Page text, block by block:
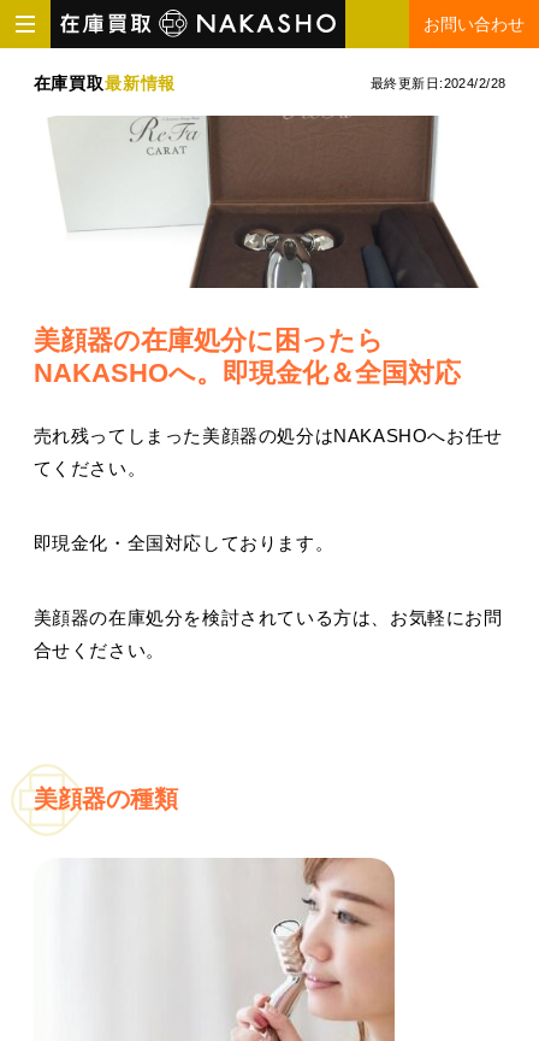
お問い合わせ
在庫買取最新情報 最終更新日:2024/2/28
美顔器の在庫処分に困ったら
NAKASHOへ。即現金化＆全国対応
売れ残ってしまった美顔器の処分はNAKASHOへお任せ
てください。
即現金化・全国対応しております。
美顔器の在庫処分を検討されている方は、お気軽にお問
合せください。
美顔器の種類